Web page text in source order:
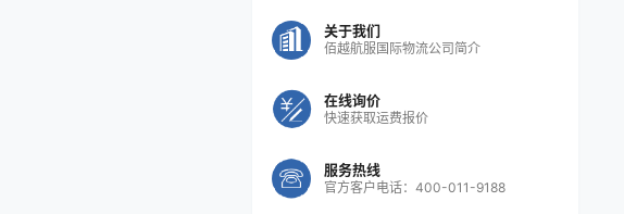
关于我们
佰越航服国际物流公司简介
在线询价
快速获取运费报价
服务热线
官方客户电话：400-011-9188